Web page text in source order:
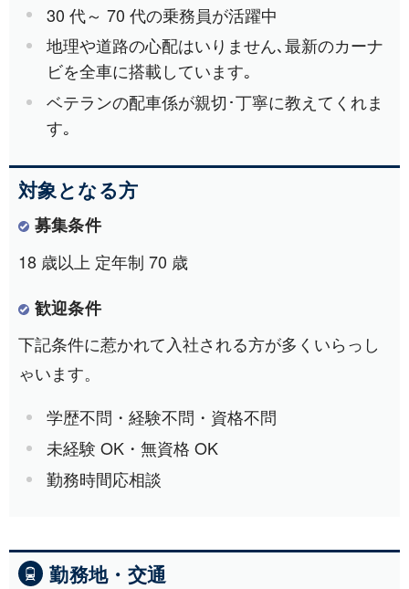
30 代～ 70 代の乗務員が活躍中
地理や道路の心配はいりません､最新のカーナ
ビを全車に搭載しています｡
ベテランの配車係が親切･丁寧に教えてくれま
す｡
対象となる方
募集条件
18 歳以上 定年制 70 歳
歓迎条件
下記条件に惹かれて入社される方が多くいらっし
ゃいます。
学歴不問・経験不問・資格不問
未経験 OK・無資格 OK
勤務時間応相談
勤務地・交通